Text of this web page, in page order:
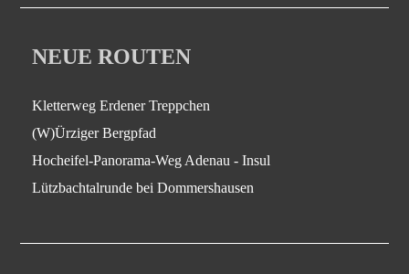
NEUE ROUTEN
Kletterweg Erdener Treppchen
(W)Ürziger Bergpfad
Hocheifel-Panorama-Weg Adenau - Insul
Lützbachtalrunde bei Dommershausen